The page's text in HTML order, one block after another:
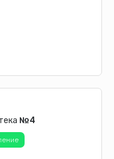
№4